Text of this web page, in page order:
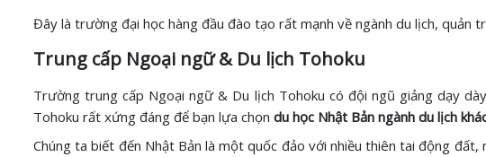
Đây là trường đại học hàng đầu đào tạo rất mạnh về ngành du lịch, quản
Trung cấp Ngoại ngữ & Du lịch Tohoku
Trường trung cấp Ngoại ngữ & Du lịch Tohoku có đội ngũ giảng dạy
Tohoku rất xứng đáng để bạn lựa chọn du học Nhật Bản ngành du lịch
Chúng ta biết đến Nhật Bản là một quốc đảo với nhiều thiên tai động